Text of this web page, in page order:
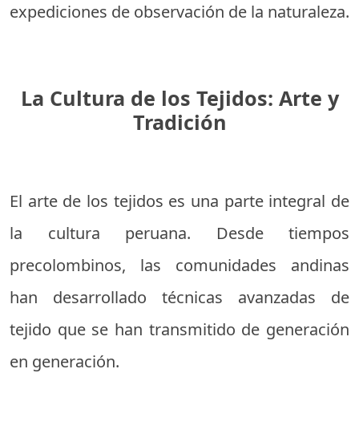
expediciones de observación de la naturaleza.
La Cultura de los Tejidos: Arte y
Tradición
El arte de los tejidos es una parte integral de
la cultura peruana. Desde tiempos
precolombinos, las comunidades andinas
han desarrollado técnicas avanzadas de
tejido que se han transmitido de generación
en generación.